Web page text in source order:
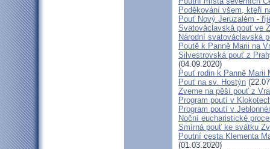
Poděkování všem, kteří
Pouť Nový Jeruzalém -
Svatováclavská pouť ve
Národní svatováclavská
Poutě k Panně Marii na
Silvestrovská pouť z
(04.09.2020)
Pouť rodin k Panně Marii
Pouť na sv. Hostýn
Zveme na pěší pouť z
Program poutí v
Program poutí v
Noční eucharistické
Smírná pouť ke svátku
Poutní cesta Klementa
(01.03.2020)